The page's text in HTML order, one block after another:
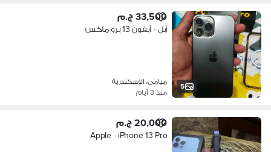
5
33,500 ج.م
آبل - آيفون 13 برو ماكس
ميامي، الإسكندرية
منذ 3 أيام
20,000 ج.م
Apple - iPhone 13 Pro